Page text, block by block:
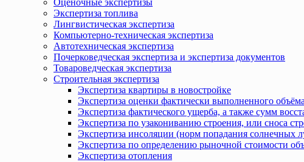
Оценочные экспертизы
Экспертиза топлива
Лингвистическая экспертиза
Компьютерно-техническая экспертиза
Автотехническая экспертиза
Почерковедческая экспертиза и экспертиза документов
Товароведческая экспертиза
Строительная экспертиза
Экспертиза квартиры в новостройке
Экспертиза оценки фактически выполненного
Экспертиза фактического ущерба, а также сумм
Экспертиза по узакониванию строения, или сноса
Экспертиза инсоляции (норм попадания солнечных
Экспертиза по определению рыночной стоимости
Экспертиза отопления